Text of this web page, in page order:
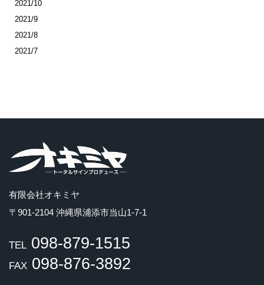
2021/10
2021/9
2021/8
2021/7
有限会社オキミヤ
〒901-2104 沖縄県浦添市当山1-7-1
TEL 098-879-1515
FAX 098-876-3892